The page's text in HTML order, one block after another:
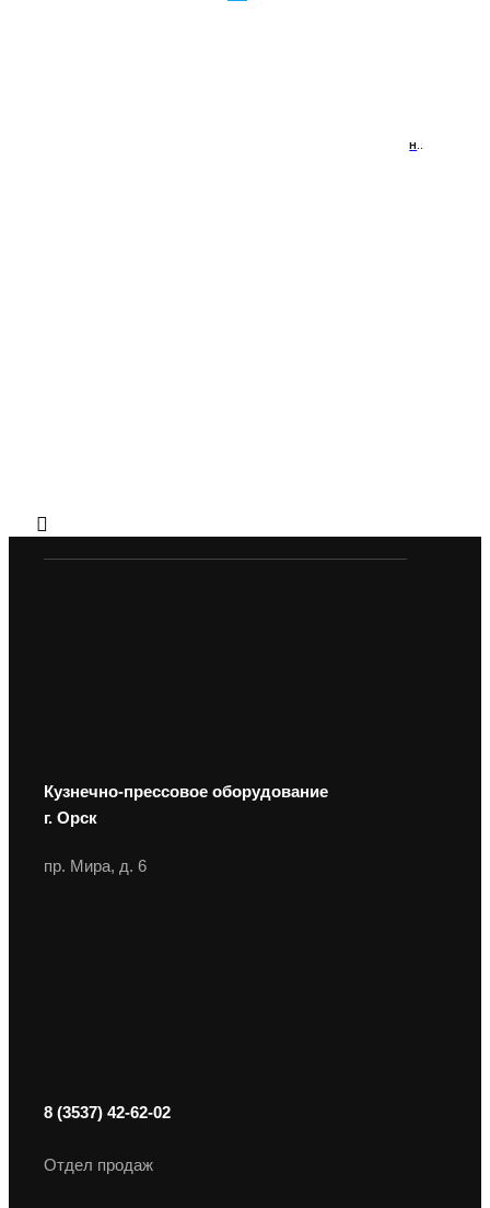
НГ5224
Кузнечно-прессовое оборудование
г. Орск
пр. Мира, д. 6
8 (3537) 42-62-02
Отдел продаж